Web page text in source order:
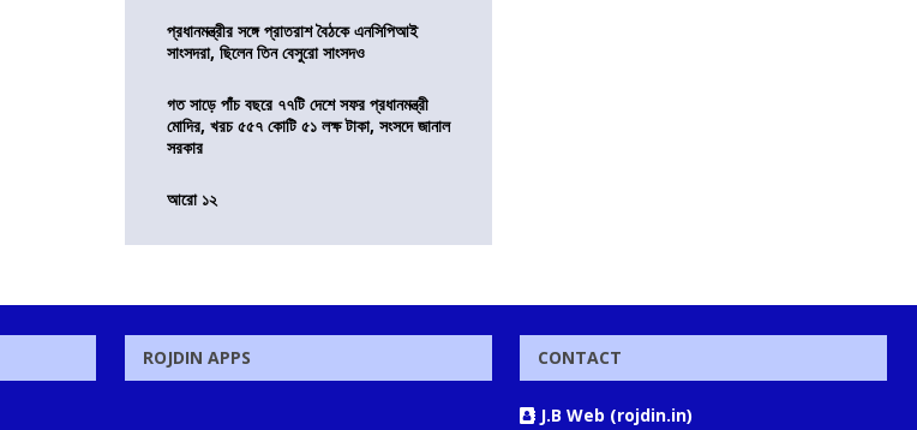
প্রধানমন্ত্রীর সঙ্গে প্রাতরাশ বৈঠকে এনসিপিআই
সাংসদরা, ছিলেন তিন বেসুরো সাংসদও
গত সাড়ে পাঁচ বছরে ৭৭টি দেশে সফর প্রধানমন্ত্রী
মোদির, খরচ ৫৫৭ কোটি ৫১ লক্ষ টাকা, সংসদে জানাল
সরকার
আরো ১২
ROJDIN APPS CONTACT
J.B Web (rojdin.in)